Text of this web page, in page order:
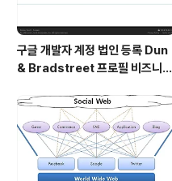
구글 개발자 계정 법인 등록 Dun
& Bradstreet 프로필 비즈니스